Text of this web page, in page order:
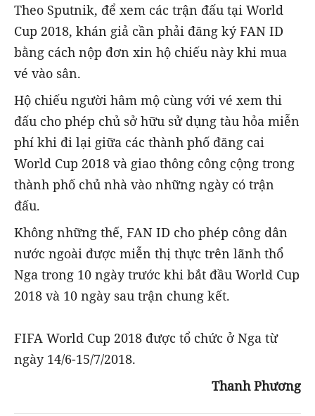
Theo Sputnik, để xem các trận đấu tại World
Cup 2018, khán giả cần phải đăng ký FAN ID
bằng cách nộp đơn xin hộ chiếu này khi mua
vé vào sân.
Hộ chiếu người hâm mộ cùng với vé xem thi
đấu cho phép chủ sở hữu sử dụng tàu hỏa miễn
phí khi đi lại giữa các thành phố đăng cai
World Cup 2018 và giao thông công cộng trong
thành phố chủ nhà vào những ngày có trận
đấu.
Không những thế, FAN ID cho phép công dân
nước ngoài được miễn thị thực trên lãnh thổ
Nga trong 10 ngày trước khi bắt đầu World Cup
2018 và 10 ngày sau trận chung kết.
FIFA World Cup 2018 được tổ chức ở Nga từ
ngày 14/6-15/7/2018.
Thanh Phương